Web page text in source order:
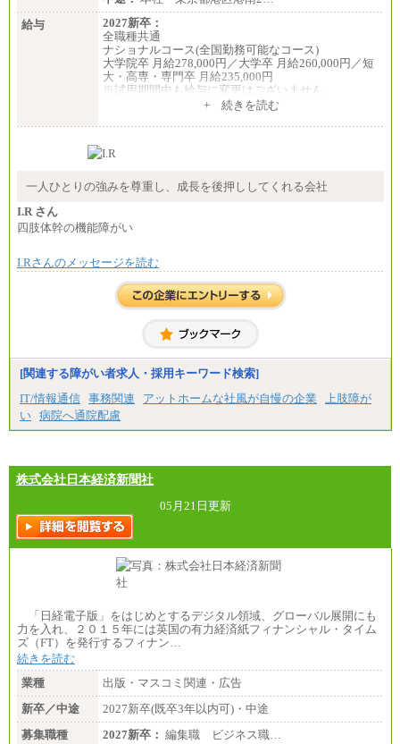
給与
2027新卒：
全職種共通
ナショナルコース(全国勤務可能なコース)
大学院卒 月給278,000円／大学卒 月給260,000円／短
大・高専・専門卒 月給235,000円
※試用期間中も給与に変更はございません
大学院卒 月給264,000円／大学卒 月給250,000円／短
※試用期間中も給与に変更はございません
月給：250,000円～400,000円
+ 続きを読む
一人ひとりの強みを尊重し、成長を後押ししてくれる会社
I.R さん
四肢体幹の機能障がい
I.Rさんのメッセージを読む
[関連する障がい者求人・採用キーワード検索]
IT/情報通信 事務関連 アットホームな社風が自慢の企業
上肢障が
い 病院へ通院配慮
株式会社日本経済新聞社
05月21日更新
「日経電子版」をはじめとするデジタル領域、グローバル展開にも
力を入れ、２０１５年には英国の有力経済紙フィナンシャル・タイム
ズ（FT）を発行するフィナン…
続きを読む
業種
出版・マスコミ関連・広告
新卒／中途
2027新卒(既卒3年以内可)・中途
募集職種
2027新卒： 編集職 ビジネス職…